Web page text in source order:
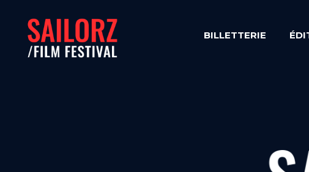
BILLETTERIE